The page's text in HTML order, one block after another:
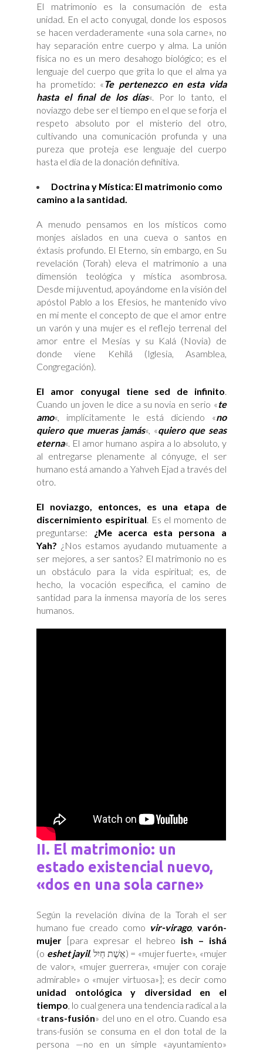
El matrimonio es la consumación de esta
unidad. En el acto conyugal, donde los esposos
se hacen verdaderamente «una sola carne», no
hay separación entre cuerpo y alma. La unión
física no es un mero desahogo biológico; es el
lenguaje del cuerpo que grita lo que el alma ya
ha prometido: «Te pertenezco en esta vida
hasta el final de los días«. Por lo tanto, el
noviazgo debe ser el tiempo en el que se forja el
respeto absoluto por el misterio del otro,
cultivando una comunicación profunda y una
pureza que proteja ese lenguaje del cuerpo
hasta el día de la donación definitiva.
Doctrina y Mística: El matrimonio como
camino a la santidad.
A menudo pensamos en los místicos como
monjes aislados en una cueva o santos en
éxtasis profundo. El Eterno, sin embargo, en Su
revelación (Torah) eleva el matrimonio a una
dimensión teológica y mística asombrosa.
Desde mi juventud, apoyándome en la visión del
apóstol Pablo a los Efesios, he mantenido vivo
en mi mente el concepto de que el amor entre
un varón y una mujer es el reflejo terrenal del
amor entre el Mesías y su Kalá (Novia) de
donde viene Kehilá (Iglesia, Asamblea,
Congregación).
El amor conyugal tiene sed de infinito
Cuando un joven le dice a su novia en serio «te
amo«, implícitamente le está diciendo «no
quiero que mueras jamás«, «quiero que seas
eterna«. El amor humano aspira a lo absoluto, y
al entregarse plenamente al cónyuge, el ser
humano está amando a Yahveh Ejad a través del
otro.
El noviazgo, entonces, es una etapa de
discernimiento espiritual . Es el momento de
preguntarse:
¿Me acerca esta persona a
Yah? ¿Nos estamos ayudando mutuamente a
ser mejores, a ser santos? El matrimonio no es
un obstáculo para la vida espiritual; es, de
hecho, la vocación específica, el camino de
santidad para la inmensa mayoría de los seres
humanos.
II. El matrimonio: un
estado existencial nuevo,
«dos en una sola carne»
Según la revelación divina de la Torah el ser
humano fue creado como vir-virago, varón-
mujer [para expresar el hebreo ish – ishá
(o eshet jayil, אֵשֶׁת חַיִל) = «mujer fuerte», «mujer
de valor», «mujer guerrera», «mujer con coraje
admirable» o «mujer virtuosa»]; es decir como
unidad ontológica y diversidad en el
tiempo , lo cual genera una tendencia radical a la
«trans-fusión» del uno en el otro. Cuando esa
trans-fusión se consuma en el don total de la
persona —no en un simple «ayuntamiento»